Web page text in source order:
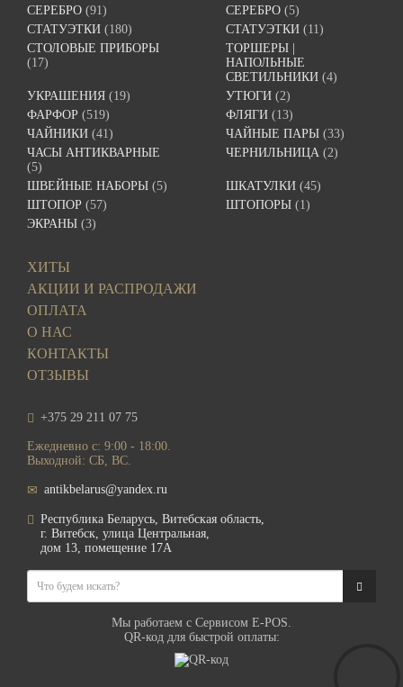
СЕРЕБРО (91) СЕРЕБРО (5)
СТАТУЭТКИ (180) СТАТУЭТКИ (11)
СТОЛОВЫЕ ПРИБОРЫ
(17)
ТОРШЕРЫ |
НАПОЛЬНЫЕ
СВЕТИЛЬНИКИ (4)
УКРАШЕНИЯ (19) УТЮГИ (2)
ФАРФОР (519) ФЛЯГИ (13)
ЧАЙНИКИ (41) ЧАЙНЫЕ ПАРЫ (33)
ЧАСЫ АНТИКВАРНЫЕ
(5)
ЧЕРНИЛЬНИЦА (2)
ШВЕЙНЫЕ НАБОРЫ (5) ШКАТУЛКИ (45)
ШТОПОР (57) ШТОПОРЫ (1)
ЭКРАНЫ (3)
ХИТЫ
АКЦИИ И РАСПРОДАЖИ
ОПЛАТА
О НАС
КОНТАКТЫ
ОТЗЫВЫ
+375 29 211 07 75
Ежедневно с: 9:00 - 18:00.
Выходной: СБ, ВС.
antikbelarus@yandex.ru
Республика Беларусь, Витебская область,
г. Витебск, улица Центральная,
дом 13, помещение 17А
Мы работаем с Сервисом E-POS.
QR-код для быстрой оплаты: